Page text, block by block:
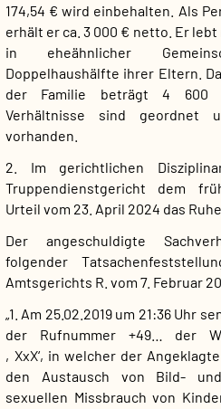
174,54 € wird einbehalten. Als
erhält er ca. 3 000 € netto. Er
in eheähnlicher
Doppelhaushälfte ihrer Eltern.
der Familie beträgt 4 600
Verhältnisse sind geordnet
vorhanden.
2. Im gerichtlichen
Truppendienstgericht dem
Urteil vom 23. April 2024 das
Der angeschuldigte
folgender
Amtsgerichts R. vom 7. Februar
„1. Am 25.02.2019 um 21:36 Uhr
der Rufnummer +49… der
‚XxX‘, in welcher der
den Austausch von Bild-
sexuellen Missbrauch von